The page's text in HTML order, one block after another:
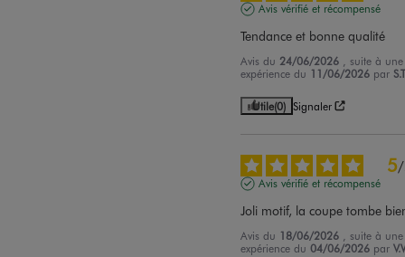
Avis vérifié et récompensé
Tendance et bonne qualité
Avis du 24/06/2026
, suite à une
expérience du 11/06/2026 par
Utile(0) Signaler
5/
Avis vérifié et récompensé
Joli motif, la coupe tombe
Avis du 18/06/2026
, suite à une
expérience du04/06/2026 par